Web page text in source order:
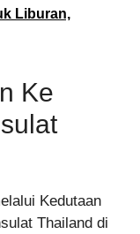
Liburan,
Ke
Kedutaan
Thailand di